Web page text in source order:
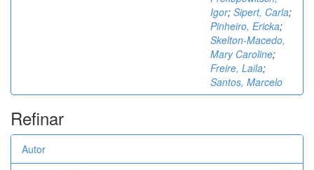
Igor; Sipert, Carla;
Pinheiro, Ericka;
Skelton-Macedo,
Mary Caroline;
Freire, Laila;
Santos, Marcelo
Refinar
Autor